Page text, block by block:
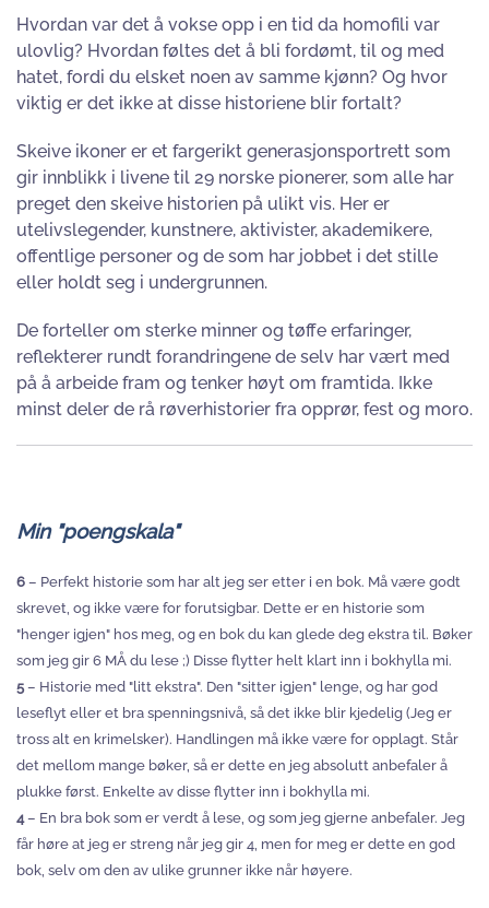
Hvordan var det å vokse opp i en tid da homofili var
ulovlig? Hvordan føltes det å bli fordømt, til og med
hatet, fordi du elsket noen av samme kjønn? Og hvor
viktig er det ikke at disse historiene blir fortalt?
Skeive ikoner er et fargerikt generasjonsportrett som
gir innblikk i livene til 29 norske pionerer, som alle har
preget den skeive historien på ulikt vis. Her er
utelivslegender, kunstnere, aktivister, akademikere,
offentlige personer og de som har jobbet i det stille
eller holdt seg i undergrunnen.
De forteller om sterke minner og tøffe erfaringer,
reflekterer rundt forandringene de selv har vært med
på å arbeide fram og tenker høyt om framtida. Ikke
minst deler de rå røverhistorier fra opprør, fest og moro.
Min "poengskala"
6– Perfekt historie som har alt jeg ser etter i en bok. Må være godt
skrevet, og ikke være for forutsigbar. Dette er en historie som
"henger igjen" hos meg, og en bok du kan glede deg ekstra til. Bøker
som jeg gir 6 MÅ du lese ;) Disse flytter helt klart inn i bokhylla mi.
5– Historie med "litt ekstra". Den "sitter igjen" lenge, og har god
leseflyt eller et bra spenningsnivå, så det ikke blir kjedelig (Jeg er
tross alt en krimelsker). Handlingen må ikke være for opplagt. Står
det mellom mange bøker, så er dette en jeg absolutt anbefaler å
plukke først. Enkelte av disse flytter inn i bokhylla mi.
4– En bra bok som er verdt å lese, og som jeg gjerne anbefaler. Jeg
får høre at jeg er streng når jeg gir 4, men for meg er dette en god
bok, selv om den av ulike grunner ikke når høyere.